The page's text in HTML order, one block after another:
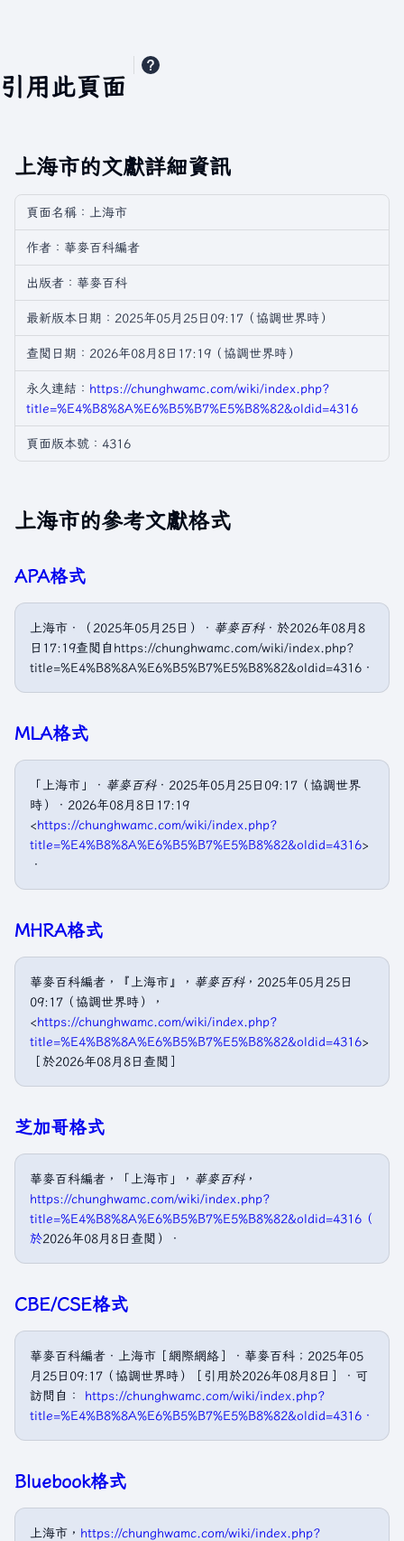
引用此頁面
上海市的文獻詳細資訊
頁面名稱：上海市
作者：華麥百科編者
出版者：華麥百科
最新版本日期：2025年05月25日09:17（協調世界時）
查閲日期：2026年08月8日17:19（協調世界時）
永久連結： https://chunghwamc.com/wiki/index.php?
title=%E4%B8%8A%E6%B5%B7%E5%B8%82&oldid=4316
頁面版本號：4316
上海市的參考文獻格式
APA格式
上海市．（2025年05月25日）． 華麥百科．於2026年08月8
日17:19查閲自https://chunghwamc.com/wiki/index.php?
title=%E4%B8%8A%E6%B5%B7%E5%B8%82&oldid=4316．
MLA格式
「上海市」． 華麥百科．2025年05月25日09:17（協調世界
時）．2026年08月8日17:19
<https://chunghwamc.com/wiki/index.php?
title=%E4%B8%8A%E6%B5%B7%E5%B8%82&oldid=4316>
．
MHRA格式
華麥百科編者，『上海市』， 華麥百科，2025年05月25日
09:17（協調世界時），
<https://chunghwamc.com/wiki/index.php?
title=%E4%B8%8A%E6%B5%B7%E5%B8%82&oldid=4316>
［於2026年08月8日查閲］
芝加哥格式
華麥百科編者，「上海市」， 華麥百科，
https://chunghwamc.com/wiki/index.php?
title=%E4%B8%8A%E6%B5%B7%E5%B8%82&oldid=4316（
於2026年08月8日查閲）．
CBE/CSE格式
華麥百科編者．上海市［網際網絡］．華麥百科；2025年05
月25日09:17（協調世界時）［引用於2026年08月8日］．可
訪問自： https://chunghwamc.com/wiki/index.php?
title=%E4%B8%8A%E6%B5%B7%E5%B8%82&oldid=4316．
Bluebook格式
上海市， https://chunghwamc.com/wiki/index.php?